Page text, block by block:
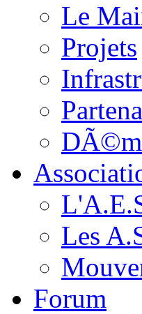
Le
Projets
Les
Forum